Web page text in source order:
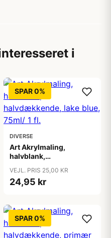
i
SPAR 0%
DIVERSE
Art Akrylmaling,
halvblank,
blue, 75ml/ 1 fl.
VEJL. PRIS 25,00 KR
24,95 kr
SPAR 0%